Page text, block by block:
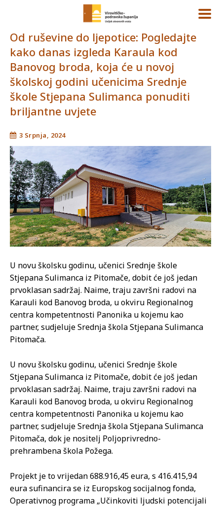
Od ruševine do ljepotice: Pogledajte
kako danas izgleda Karaula kod
Banovog broda, koja će u novoj
školskoj godini učenicima Srednje
škole Stjepana Sulimanca ponuditi
briljantne uvjete
3 Srpnja, 2024
U novu školsku godinu, učenici Srednje škole
Stjepana Sulimanca iz Pitomače, dobit će još jedan
prvoklasan sadržaj. Naime, traju završni radovi na
Karauli kod Banovog broda, u okviru Regionalnog
centra kompetentnosti Panonika u kojemu kao
partner, sudjeluje Srednja škola Stjepana Sulimanca
Pitomača.
U novu školsku godinu, učenici Srednje škole
Stjepana Sulimanca iz Pitomače, dobit će još jedan
prvoklasan sadržaj. Naime, traju završni radovi na
Karauli kod Banovog broda, u okviru Regionalnog
centra kompetentnosti Panonika u kojemu kao
partner, sudjeluje Srednja škola Stjepana Sulimanca
Pitomača, dok je nositelj Poljoprivredno-
prehrambena škola Požega.
Projekt je to vrijedan 688.916,45 eura, s 416.415,94
eura sufinancira se iz Europskog socijalnog fonda,
Operativnog programa „Učinkoviti ljudski potencijali